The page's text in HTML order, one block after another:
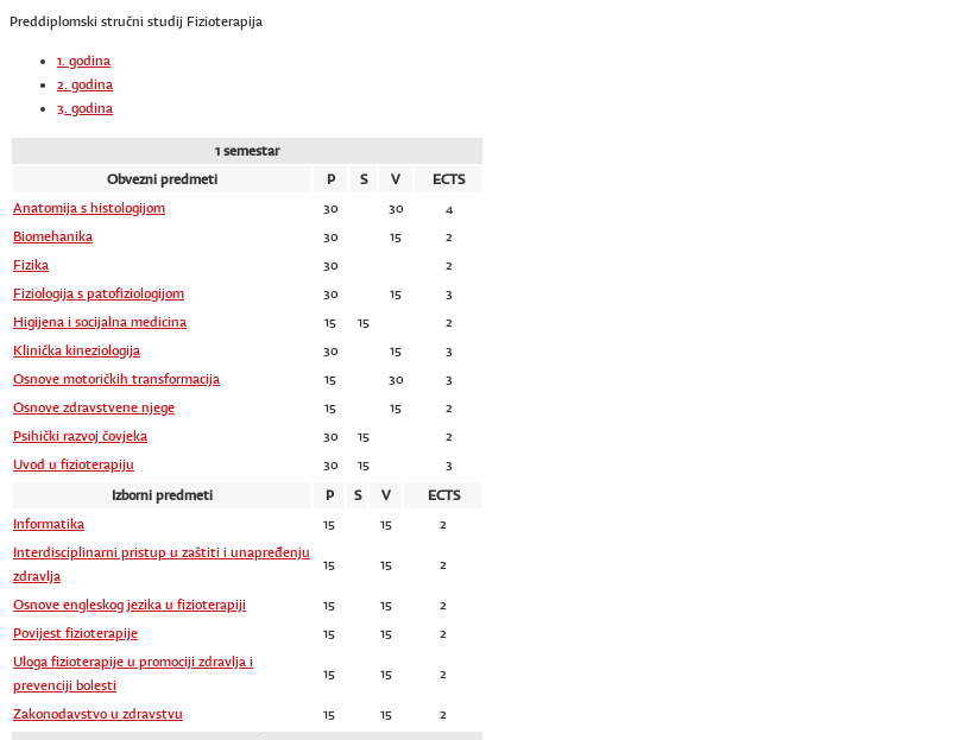
Preddiplomski stručni studij Fizioterapija
1. godina
2. godina
3. godina
1 semestar
Obvezni predmeti
P S V
ECTS
Anatomija s histologijom
30 30
4
Biomehanika
30 15
2
Fizika
30
2
Fiziologija s patofiziologijom
30 15
3
Higijena i socijalna medicina
15 15
2
Klinička kineziologija
30 15
3
Osnove motoričkih transformacija
15 30
3
Osnove zdravstvene njege
15 15
2
Psihički razvoj čovjeka
30 15
2
Uvod u fizioterapiju
30 15
3
Izborni predmeti
P S V
ECTS
Informatika
15 15
2
Interdisciplinarni pristup u zaštiti i unapređenju
zdravlja
15 15 2
Osnove engleskog jezika u fizioterapiji 15 15
2
Povijest fizioterapije
15 15
2
Uloga fizioterapije u promociji zdravlja i
prevenciji bolesti
15 15 2
Zakonodavstvo u zdravstvu 15 15
2